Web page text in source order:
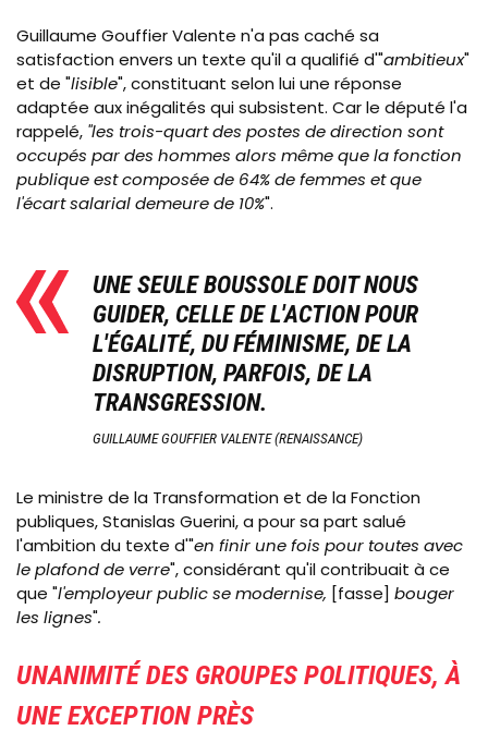
Guillaume Gouffier Valente n'a pas caché sa
satisfaction envers un texte qu'il a qualifié d'"ambitieux"
et de "lisible", constituant selon lui une réponse
adaptée aux inégalités qui subsistent. Car le député l'a
rappelé, "les trois-quart des postes de direction sont
occupés par des hommes alors même que la fonction
publique est composée de 64% de femmes et que
l'écart salarial demeure de 10%".
UNE SEULE BOUSSOLE DOIT NOUS
GUIDER, CELLE DE L'ACTION POUR
L'ÉGALITÉ, DU FÉMINISME, DE LA
DISRUPTION, PARFOIS, DE LA
TRANSGRESSION.
GUILLAUME GOUFFIER VALENTE (RENAISSANCE)
Le ministre de la Transformation et de la Fonction
publiques, Stanislas Guerini, a pour sa part salué
l'ambition du texte d'"en finir une fois pour toutes avec
le plafond de verre", considérant qu'il contribuait à ce
que "l'employeur public se modernise, [fasse] bouger
les lignes".
UNANIMITÉ DES GROUPES POLITIQUES, À
UNE EXCEPTION PRÈS